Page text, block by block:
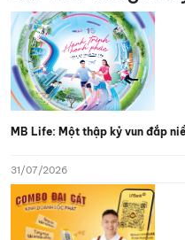
MB Life: Một thập kỷ vun đắp
31/07/2026